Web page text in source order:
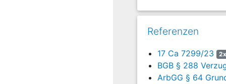
Der Beklagte hat
das Versäumnisurteil
Er war der Ansicht, die
Gerichten zu erheben.
Referenzen
17 Ca 7299/23 2x
BGB § 288
ArbGG § 64